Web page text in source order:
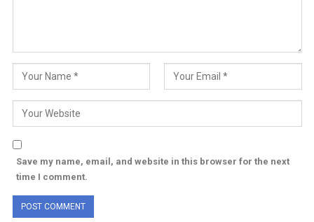
Save my name, email, and website in this browser for the next
time I comment.